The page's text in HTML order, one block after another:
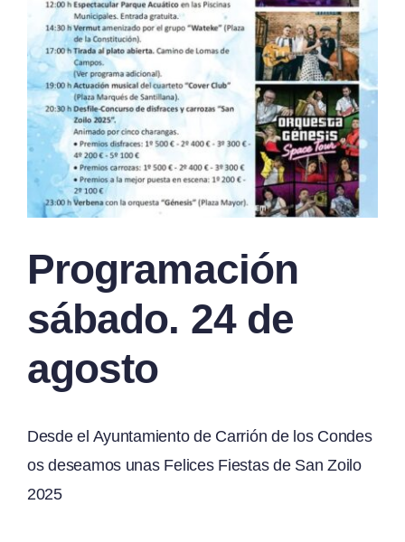
Programación
sábado. 24 de
agosto
Desde el Ayuntamiento de Carrión de los Condes
os deseamos unas Felices Fiestas de San Zoilo
2025